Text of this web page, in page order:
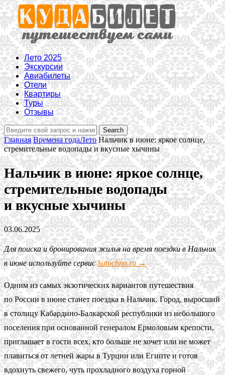
Лето 2025
Экскурсии
Авиабилеты
Отели
Квартиры
Туры
Отзывы
Главная Времена годаЛето Нальчик в июне: яркое солнце,
стремительные водопады и вкусные хычины
Нальчик в июне: яркое солнце,
стремительные водопады
и вкусные хычины
03.06.2025
Для поиска и бронирования жилья на время поездки в Нальчик
в июне используйте сервисSutochno.ru →
Одним из самых экзотических вариантов путешествия
по России в июне станет поездка в Нальчик. Город, выросший
в столицу Кабардино-Балкарской республики из небольшого
поселения при основанной генералом Ермоловым крепости,
приглашает в гости всех, кто больше не хочет или не может
плавиться от летней жары в Турции или Египте и готов
вдохнуть свежего, чуть прохладного воздуха горной